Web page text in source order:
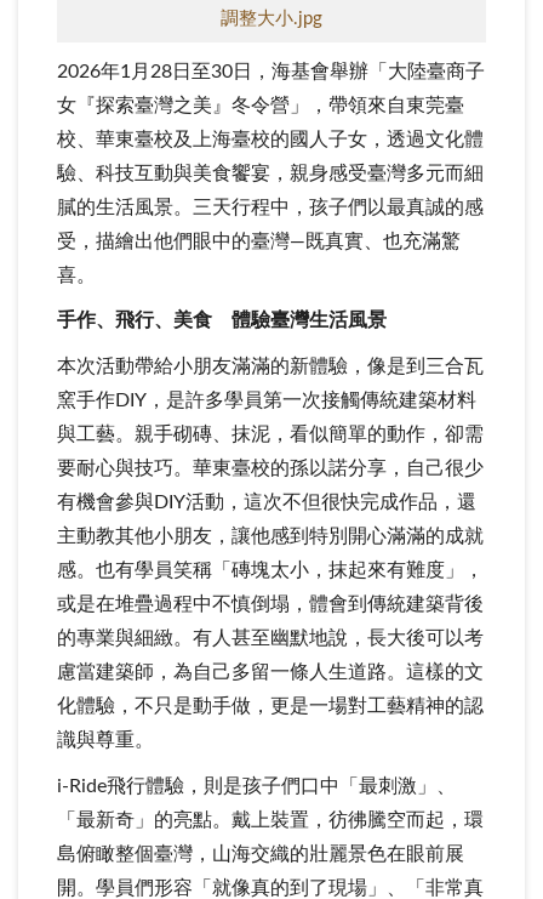
調整大小.jpg
2026年1月28日至30日，海基會舉辦「大陸臺商子
女『探索臺灣之美』冬令營」，帶領來自東莞臺
校、華東臺校及上海臺校的國人子女，透過文化體
驗、科技互動與美食饗宴，親身感受臺灣多元而細
膩的生活風景。三天行程中，孩子們以最真誠的感
受，描繪出他們眼中的臺灣—既真實、也充滿驚
喜。
手作、飛行、美食 體驗臺灣生活風景
本次活動帶給小朋友滿滿的新體驗，像是到三合瓦
窯手作DIY，是許多學員第一次接觸傳統建築材料
與工藝。親手砌磚、抹泥，看似簡單的動作，卻需
要耐心與技巧。華東臺校的孫以諾分享，自己很少
有機會參與DIY活動，這次不但很快完成作品，還
主動教其他小朋友，讓他感到特別開心滿滿的成就
感。也有學員笑稱「磚塊太小，抹起來有難度」，
或是在堆疊過程中不慎倒塌，體會到傳統建築背後
的專業與細緻。有人甚至幽默地說，長大後可以考
慮當建築師，為自己多留一條人生道路。這樣的文
化體驗，不只是動手做，更是一場對工藝精神的認
識與尊重。
i-Ride飛行體驗，則是孩子們口中「最刺激」、
「最新奇」的亮點。戴上裝置，彷彿騰空而起，環
島俯瞰整個臺灣，山海交織的壯麗景色在眼前展
開。學員們形容「就像真的到了現場」、「非常真